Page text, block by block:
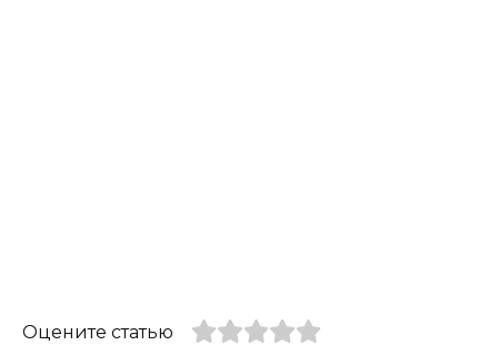
Оцените статью